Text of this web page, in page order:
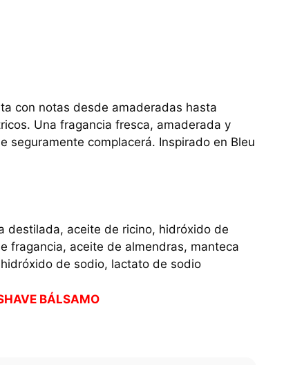
con notas desde amaderadas hasta
Una fragancia fresca, amaderada y
seguramente complacerá. Inspirado en Bleu
destilada, aceite de ricino, hidróxido de
fragancia, aceite de almendras, manteca
de sodio, lactato de sodio
BÁLSAMO